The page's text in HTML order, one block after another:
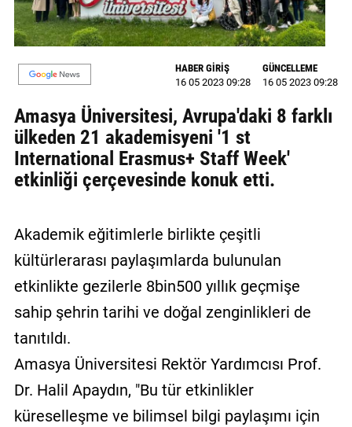
GALERİ
YAZARLAR
BİZE
ULAŞIN
Künye
Gizlilik
Sözleşmesi
Kullanıcı
Sözleşmesi
HABER GİRİŞ
16 05 2023 09:28
GÜNCELLEME
16 05 2023 09:28
Amasya Üniversitesi, Avrupa'daki 8 farklı
ülkeden 21 akademisyeni '1 st
International Erasmus+ Staff Week'
etkinliği çerçevesinde konuk etti.
Akademik eğitimlerle birlikte çeşitli
kültürlerarası paylaşımlarda bulunulan
etkinlikte gezilerle 8bin500 yıllık geçmişe
sahip şehrin tarihi ve doğal zenginlikleri de
tanıtıldı.
Amasya Üniversitesi Rektör Yardımcısı Prof.
Dr. Halil Apaydın, "Bu tür etkinlikler
küreselleşme ve bilimsel bilgi paylaşımı için